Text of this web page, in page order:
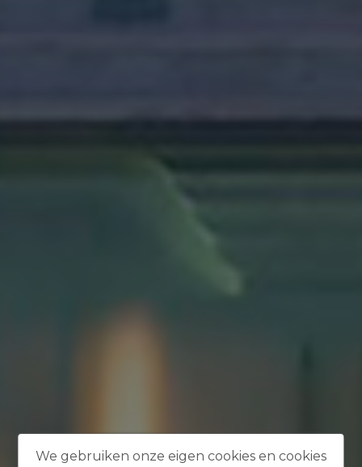
We gebruiken onze eigen cookies en cookies